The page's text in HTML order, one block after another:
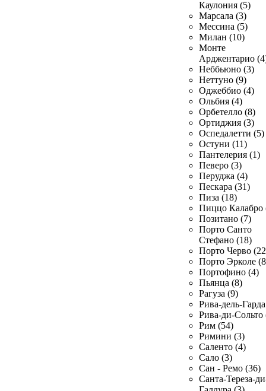
Каулония (5)
Марсала (3)
Мессина (5)
Милан (10)
Монте
Арджентарио
Неббьюно (3)
Неттуно (9)
Оджеббио (4)
Ольбия (4)
Орбетелло (8)
Ортиджия (3)
Оспедалетти (5)
Остуни (11)
Пантелерия (1)
Певеро (3)
Перуджа (4)
Пескара (31)
Пиза (18)
Пиццо Калабро
Позитано (7)
Порто Санто
Стефано (18)
Порто Черво
Порто Эрколе
Портофино (4)
Пьянца (8)
Рагуза (9)
Рива-дель-
Рива-ди-Сольто
Рим (54)
Римини (3)
Саленто (4)
Сало (3)
Сан - Ремо (36)
Санта-Тереза-